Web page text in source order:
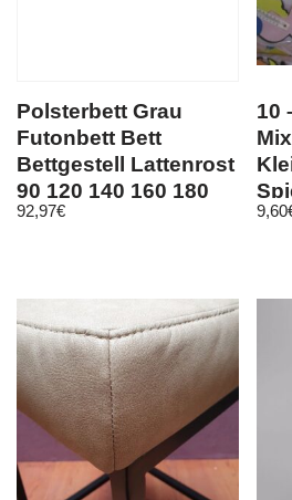
Polsterbett Grau
Futonbett Bett
Bettgestell Lattenrost
90 120 140 160 180
92,97€
10
9,60